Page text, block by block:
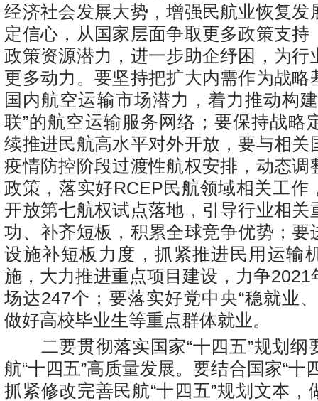
经济社会发展大势，增强民航业恢复发
定信心，从国家层面争取更多政策支持
政策资源潜力，进一步助企纾困，为行
更多动力。要坚持把扩大内需作为战略
国内航空运输市场潜力，着力推动构
联”的航空运输服务网络；要保持战略
续推进民航高水平对外开放，要与相关
疫情防控阶段过渡性航权安排，动态调
政策，落实好RCEP民航领域相关工作
开放第七航权试点落地，引导行业相关
功、补齐短板，积累全球竞争优势；要
设施补短板力度，抓紧推进民用运输
施，大力推进重点项目建设，力争2021
场达247个；要落实好党中央“稳就业
做好高校毕业生等重点群体就业。
二要贯彻落实国家“十四五”规划纲
航“十四五”高质量发展。要结合国家“十
抓紧修改完善民航“十四五”规划文本，